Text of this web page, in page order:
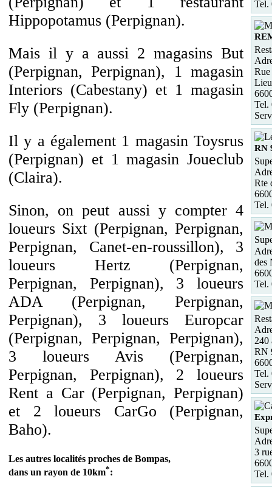
Hippopotamus (Perpignan).
Mais il y a aussi 2 magasins But
(Perpignan, Perpignan), 1 magasin
Interiors (Cabestany) et 1 magasin
Fly (Perpignan).
Il y a également 1 magasin Toysrus
(Perpignan) et 1 magasin Joueclub
(Claira).
Sinon, on peut aussi y compter 4
loueurs Sixt (Perpignan, Perpignan,
Perpignan, Canet-en-roussillon), 3
loueurs Hertz (Perpignan,
Perpignan, Perpignan), 3 loueurs
ADA (Perpignan, Perpignan,
Perpignan), 3 loueurs Europcar
(Perpignan, Perpignan, Perpignan),
3 loueurs Avis (Perpignan,
Perpignan, Perpignan), 2 loueurs
Rent a Car (Perpignan, Perpignan)
et 2 loueurs CarGo (Perpignan,
Baho).
Les autres localités proches de Bompas,
dans un rayon de 10km*:
Tel.
Tel.
RN
Rte
Tel.
des
Tel.
240
RN
Tel.
3
Tel.